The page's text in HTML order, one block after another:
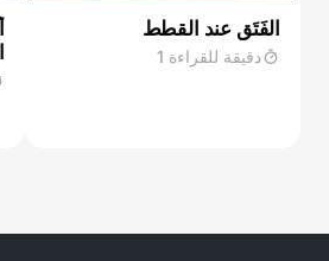
الفَتَق عند القطط
دقيقة للقراءة 1